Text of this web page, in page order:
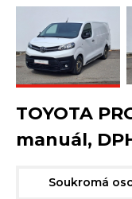
TOYOTA
manuál,
Soukromá